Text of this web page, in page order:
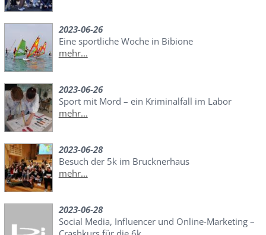
2023-06-26
Eine sportliche Woche in Bibione
mehr...
2023-06-26
Sport mit Mord – ein Kriminalfall im Labor
mehr...
2023-06-28
Besuch der 5k im Brucknerhaus
mehr...
2023-06-28
Social Media, Influencer und Online-Marketing –